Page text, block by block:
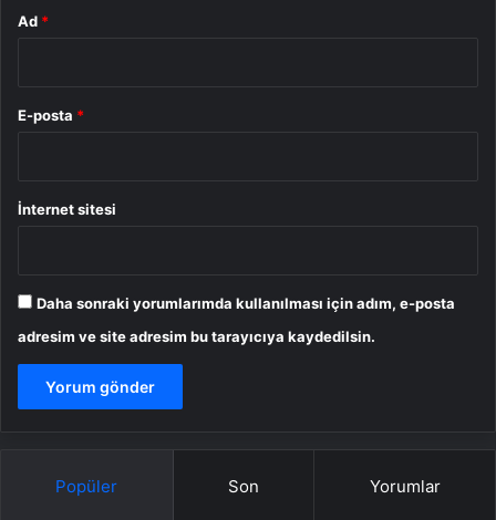
Ad *
E-posta *
İnternet sitesi
Daha sonraki yorumlarımda kullanılması için adım, e-posta
adresim ve site adresim bu tarayıcıya kaydedilsin.
Popüler Son Yorumlar